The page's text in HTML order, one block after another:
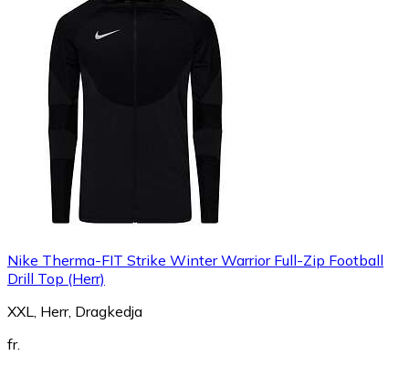
Nike Therma-FIT Strike Winter Warrior Full-Zip Football
Drill Top (Herr)
XXL, Herr, Dragkedja
fr.